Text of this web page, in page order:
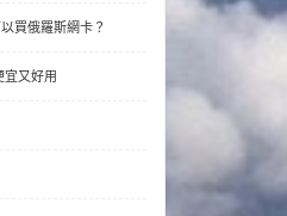
買俄羅斯網卡？
宜又好用